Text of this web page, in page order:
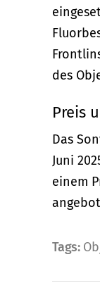
des
Preis
Das
Juni
einem
Tags: